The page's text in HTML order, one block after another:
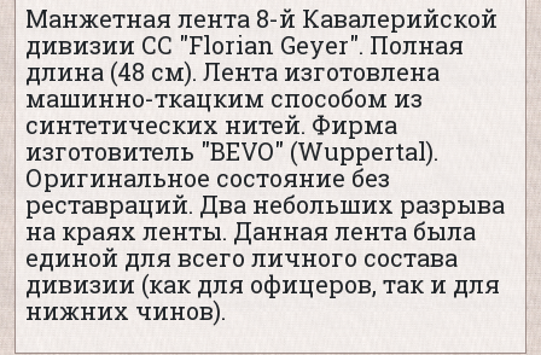
Манжетная лента 8-й Кавалерийской
дивизии СС "Florian Geyer". Полная
длина (48 см). Лента изготовлена
машинно-ткацким способом из
синтетических нитей. Фирма
изготовитель "BEVO" (Wuppertal).
Оригинальное состояние без
реставраций. Два небольших разрыва
на краях ленты. Данная лента была
единой для всего личного состава
дивизии (как для офицеров, так и для
нижних чинов).